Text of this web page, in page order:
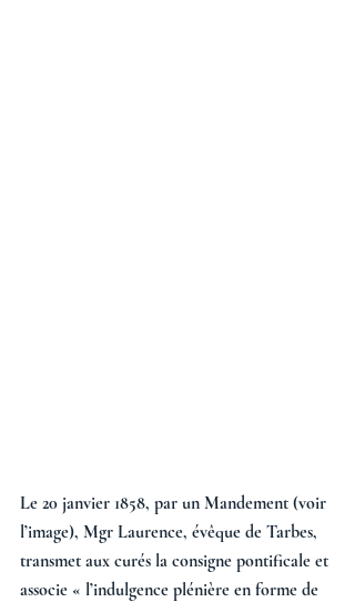
Le 20 janvier 1858, par un Mandement (voir
l’image), Mgr Laurence, évêque de Tarbes,
transmet aux curés la consigne pontificale et
associe « l’indulgence plénière en forme de